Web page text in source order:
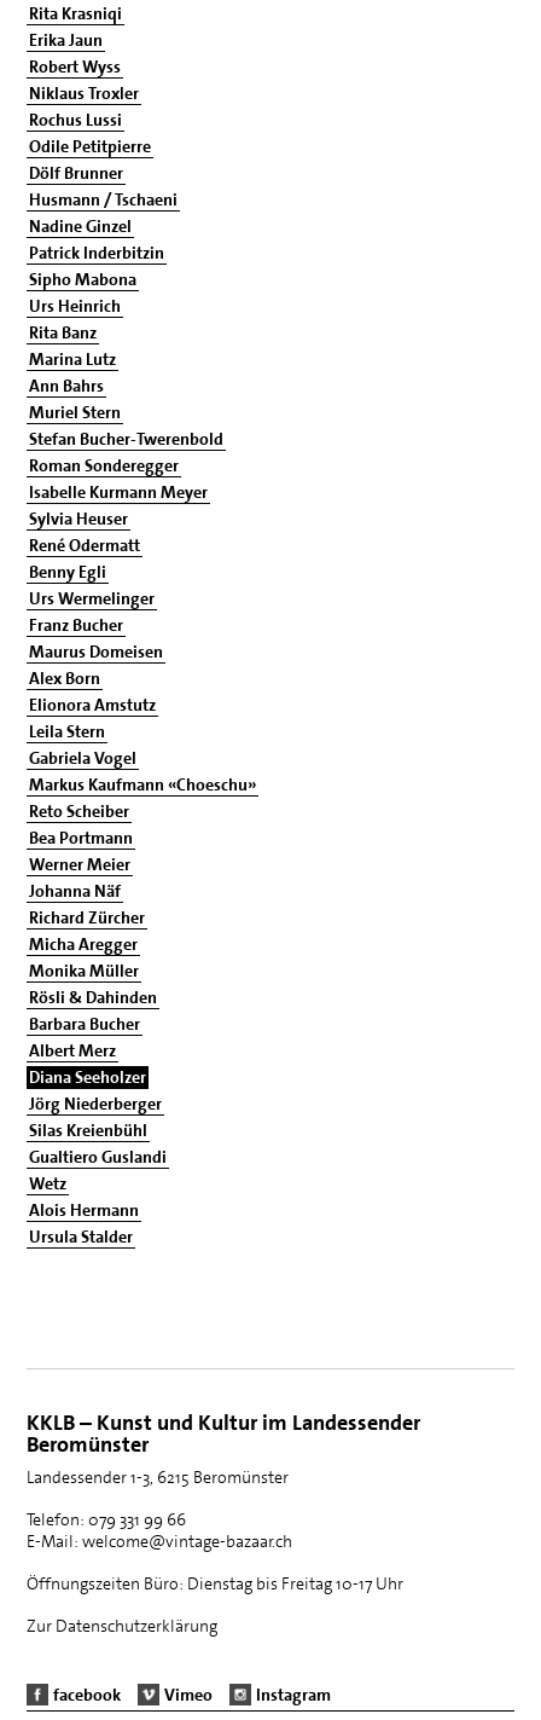
Rita Krasniqi
Erika Jaun
Robert Wyss
Niklaus Troxler
Rochus Lussi
Odile Petitpierre
Dölf Brunner
Husmann / Tschaeni
Nadine Ginzel
Patrick Inderbitzin
Sipho Mabona
Urs Heinrich
Rita Banz
Marina Lutz
Ann Bahrs
Muriel Stern
Stefan Bucher-Twerenbold
Roman Sonderegger
Isabelle Kurmann Meyer
Sylvia Heuser
René Odermatt
Benny Egli
Urs Wermelinger
Franz Bucher
Maurus Domeisen
Alex Born
Elionora Amstutz
Leila Stern
Gabriela Vogel
Markus Kaufmann «Choeschu»
Reto Scheiber
Bea Portmann
Werner Meier
Johanna Näf
Richard Zürcher
Micha Aregger
Monika Müller
Rösli & Dahinden
Barbara Bucher
Albert Merz
Diana Seeholzer
Jörg Niederberger
Silas Kreienbühl
Gualtiero Guslandi
Wetz
Alois Hermann
Ursula Stalder
KKLB – Kunst und Kultur im Landessender
Beromünster
Landessender 1-3, 6215 Beromünster
Telefon: 079 331 99 66
E-Mail: welcome@vintage-bazaar.ch
Öffnungszeiten Büro: Dienstag bis Freitag 10-17 Uhr
Zur Datenschutzerklärung
facebook Vimeo Instagram